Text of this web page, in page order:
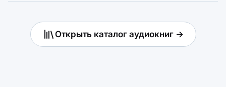
Открыть каталог аудиокниг →